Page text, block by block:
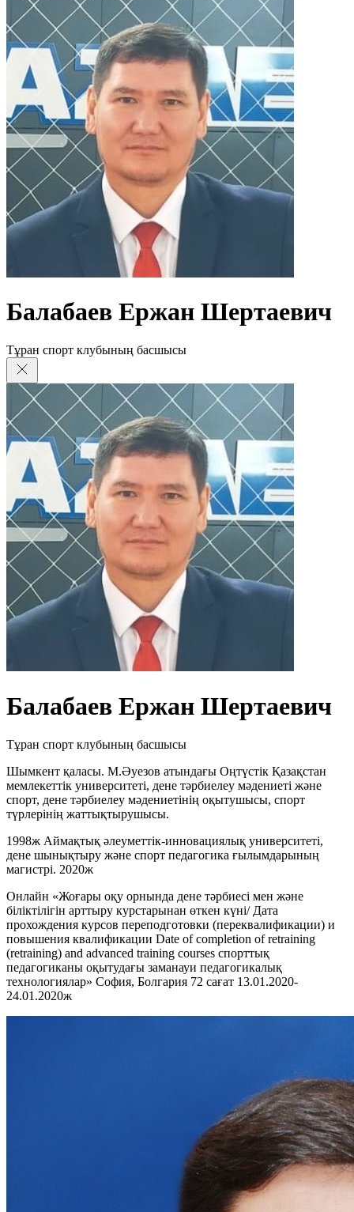
Балабаев Ержан Шертаевич
Тұран спорт клубының басшысы
Балабаев Ержан Шертаевич
Тұран спорт клубының басшысы
Шымкент қаласы. М.Әуезов атындағы Оңтүстік Қазақстан
мемлекеттік университеті, дене тәрбиелеу мәдениеті және
спорт, дене тәрбиелеу мәдениетінің оқытушысы, спорт
түрлерінің жаттықтырушысы.
1998ж Аймақтық әлеуметтік-инновациялық университеті,
дене шынықтыру және спорт педагогика ғылымдарының
магистрі. 2020ж
Онлайн «Жоғары оқу орнында дене тәрбиесі мен және
біліктілігін арттыру курстарынан өткен күні/ Дата
прохождения курсов переподготовки (переквалификации) и
повышения квалификации Date of completion of retraining
(retraining) and advanced training courses спорттық
педагогиканы оқытудағы заманауи педагогикалық
технологиялар» София, Болгария 72 сағат 13.01.2020-
24.01.2020ж